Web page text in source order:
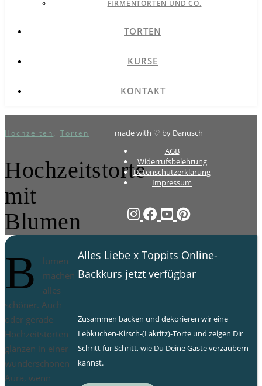
FIRMENTORTEN UND CO.
TORTEN
KURSE
KONTAKT
Hochzeiten, Torten
Hochzeitstorte
mit
Blumen
B
lumen
machen
alles
schöner. Auch
oder gerade
Hochzeitstorten
glänzen in einer
wunderschönen
Aura, wenn
made with ♡ by Danusch
AGB
Widerrufsbelehrung
Datenschutzerklärung
Impressum
Alles Liebe x Toppits Online-
Backkurs jetzt verfügbar
Zusammen backen und dekorieren wir eine
Lebkuchen-Kirsch-(Lakritz)-Torte und zeigen Dir
Schritt für Schritt, wie Du Deine Gäste verzaubern
kannst.